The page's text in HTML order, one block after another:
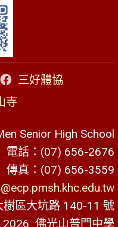
三好體協
寺
Senior High School
電話：(07) 656-2676
傳真：(07) 656-3559
區大坑路 140-11 號
佛光山普門中學